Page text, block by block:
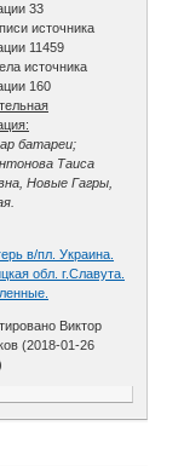
33
источника
11459
источника
160
батареи;
Таиса
Новые Гагры,
в/пл. Украина.
обл. г.Славута.
Виктор
(2018-01-26